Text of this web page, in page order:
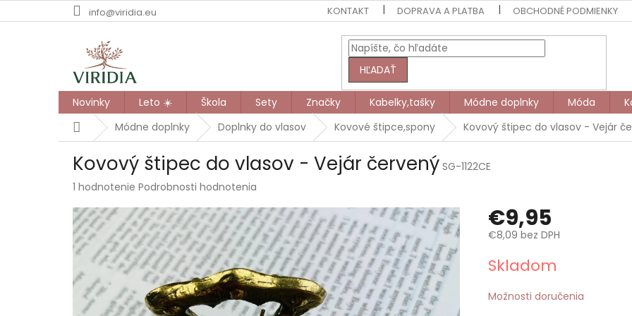
na
info@viridia.eu KONTAKT DOPRAVA A PLATBA OBCHODNÉ PODMIENKY
HĽADAŤ
Novinky Leto ☀️ Škola Sety Značky Kabelky,tašky Módne doplnky Móda
DomovMódne doplnky Doplnky do vlasov Kovové štipce,spony Kovový štipec do vlasov - Vejár
Kovový štipec do vlasov - Vejár červený SG-1122CE
Priemerné
produktu
je
5,0
z
hviezdičiek.
1 hodnotenie Podrobnosti hodnotenia
€9,95
€8,09 bez DPH
cena:
Skladom
Možnosti doručenia